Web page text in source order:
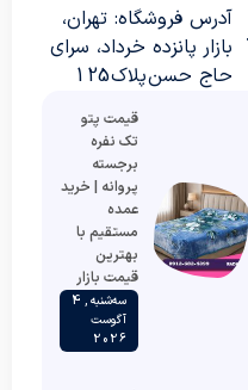
آدرس فروشگاه: تهران،
بازار پانزده خرداد، سرای
حاج حسن پلاک 125
قیمت پتو
تک نفره
برجسته
پروانه | خرید
عمده
مستقیم با
بهترین
قیمت بازار
سه‌شنبه , 4
آگوست
2026